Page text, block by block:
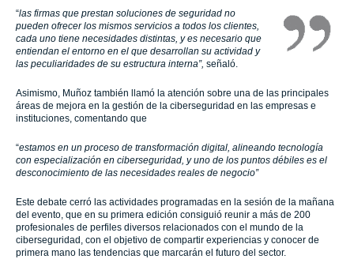
“las firmas que prestan soluciones de seguridad no
pueden ofrecer los mismos servicios a todos los clientes,
cada uno tiene necesidades distintas, y es necesario que
entiendan el entorno en el que desarrollan su actividad y
las peculiaridades de su estructura interna”, señaló.
Asimismo, Muñoz también llamó la atención sobre una de las principales
áreas de mejora en la gestión de la ciberseguridad en las empresas e
instituciones, comentando que
“estamos en un proceso de transformación digital, alineando tecnología
con especialización en ciberseguridad, y uno de los puntos débiles es el
desconocimiento de las necesidades reales de negocio”
Este debate cerró las actividades programadas en la sesión de la mañana
del evento, que en su primera edición consiguió reunir a más de 200
profesionales de perfiles diversos relacionados con el mundo de la
ciberseguridad, con el objetivo de compartir experiencias y conocer de
primera mano las tendencias que marcarán el futuro del sector.